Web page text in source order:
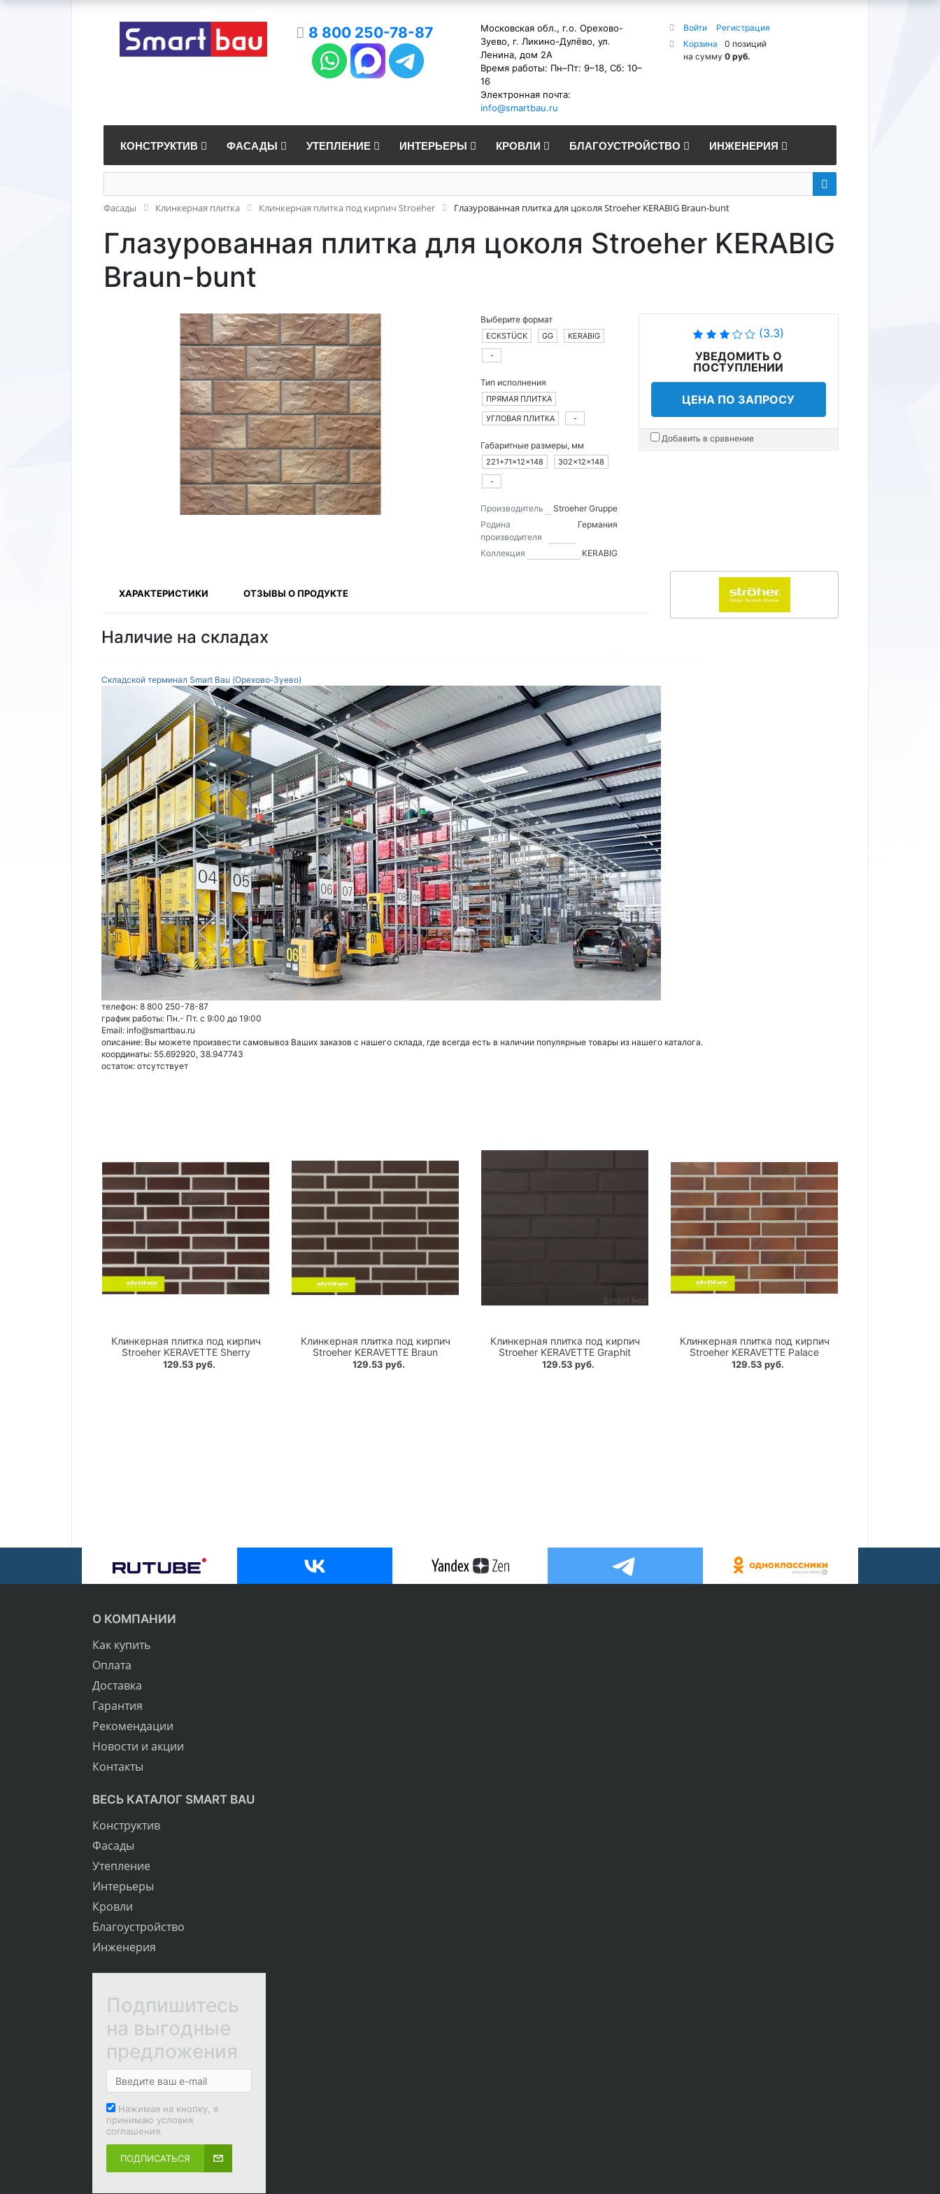
8 800 250-78-87
Московская обл., г.о. Орехово-
Зуево, г. Ликино-Дулёво, ул.
Ленина, дом 2А
Время работы: Пн–Пт: 9–18, Сб: 10–
16
Электронная почта:
info@smartbau.ru
Войти
Регистрация
Корзина
0 позиций
на сумму 0 руб.
КОНСТРУКТИВ ФАСАДЫ УТЕПЛЕНИЕ ИНТЕРЬЕРЫ КРОВЛИ БЛАГОУСТРОЙСТВО ИНЖЕНЕРИЯ
Фасады Клинкерная плитка Клинкерная плитка под кирпич Stroeher Глазурованная плитка для цоколя Stroeher KERABIG Braun-bunt
Глазурованная плитка для цоколя Stroeher KERABIG
Braun-bunt
Выберите формат
ECKSTÜCK GG
KERABIG
-
Тип исполнения
ПРЯМАЯ ПЛИТКА
УГЛОВАЯ ПЛИТКА
-
Габаритные размеры, мм
221+71×12×148
302×12×148
-
Производитель
Stroeher Gruppe
Родина
производителя
Германия
Коллекция KERABIG
(3.3)
УВЕДОМИТЬ О
ПОСТУПЛЕНИИ
ЦЕНА ПО ЗАПРОСУ
Добавить в сравнение
ХАРАКТЕРИСТИКИ ОТЗЫВЫ О ПРОДУКТЕ
Наличие на складах
Складской терминал Smart Bau (Орехово-Зуево)
телефон: 8 800 250-78-87
график работы: Пн.- Пт. с 9:00 до 19:00
Email: info@smartbau.ru
описание: Вы можете произвести самовывоз Ваших заказов с нашего склада, где всегда есть в наличии популярные товары из нашего каталога.
координаты: 55.692920, 38.947743
остаток: отсутствует
Клинкерная плитка под кирпич
Stroeher KERAVETTE Sherry
129.53 руб.
Клинкерная плитка под кирпич
Stroeher KERAVETTE Braun
129.53 руб.
Клинкерная плитка под кирпич
Stroeher KERAVETTE Graphit
129.53 руб.
Клинкерная плитка под кирпич
Stroeher KERAVETTE Palace
129.53 руб.
О КОМПАНИИ
Как купить
Оплата
Доставка
Гарантия
Рекомендации
Новости и акции
Контакты
ВЕСЬ КАТАЛОГ SMART BAU
Конструктив
Фасады
Утепление
Интерьеры
Кровли
Благоустройство
Инженерия
Подпишитесь
на выгодные
предложения
Нажимая на кнопку, я
принимаю условия
соглашения.
ПОДПИСАТЬСЯ